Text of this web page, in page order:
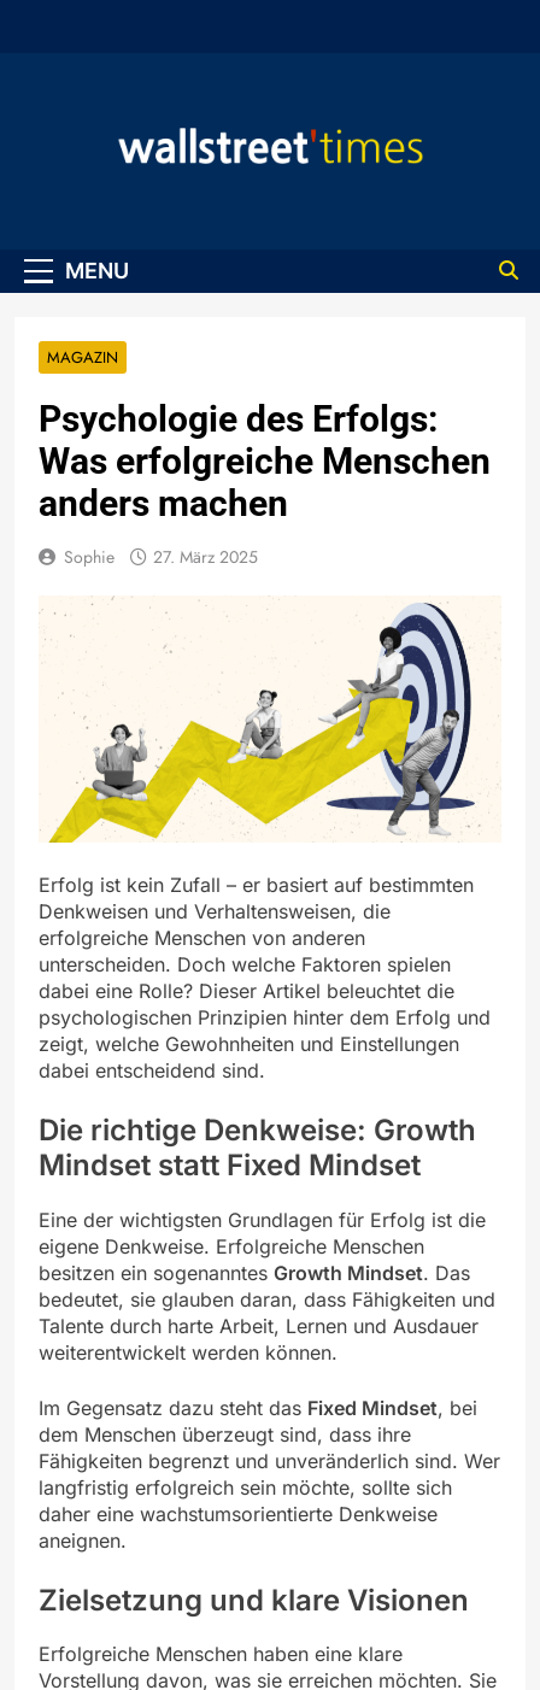
MENU
MAGAZIN
Psychologie des Erfolgs:
Was erfolgreiche Menschen
anders machen
Sophie 27. März 2025
Erfolg ist kein Zufall – er basiert auf bestimmten
Denkweisen und Verhaltensweisen, die
erfolgreiche Menschen von anderen
unterscheiden. Doch welche Faktoren spielen
dabei eine Rolle? Dieser Artikel beleuchtet die
psychologischen Prinzipien hinter dem Erfolg und
zeigt, welche Gewohnheiten und Einstellungen
dabei entscheidend sind.
Die richtige Denkweise: Growth
Mindset statt Fixed Mindset
Eine der wichtigsten Grundlagen für Erfolg ist die
eigene Denkweise. Erfolgreiche Menschen
besitzen ein sogenanntes Growth Mindset. Das
bedeutet, sie glauben daran, dass Fähigkeiten und
Talente durch harte Arbeit, Lernen und Ausdauer
weiterentwickelt werden können.
Im Gegensatz dazu steht das Fixed Mindset, bei
dem Menschen überzeugt sind, dass ihre
Fähigkeiten begrenzt und unveränderlich sind. Wer
langfristig erfolgreich sein möchte, sollte sich
daher eine wachstumsorientierte Denkweise
aneignen.
Zielsetzung und klare Visionen
Erfolgreiche Menschen haben eine klare
Vorstellung davon, was sie erreichen möchten. Sie